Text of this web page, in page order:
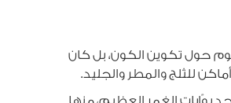
حول تكوين الكون، بل كان
للثلج والمطر والجليد.